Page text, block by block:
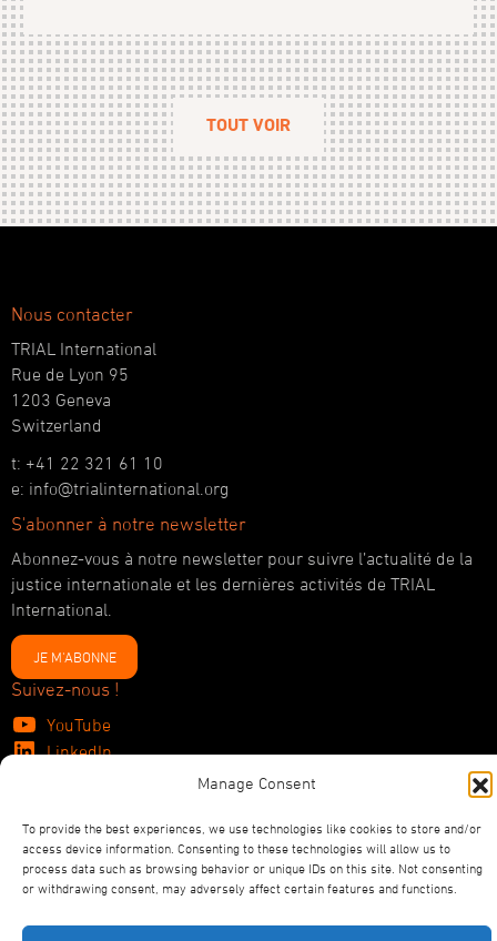
Manage Consent
To provide the best experiences, we use technologies like cookies to store and/or
access device information. Consenting to these technologies will allow us to
process data such as browsing behavior or unique IDs on this site. Not consenting
or withdrawing consent, may adversely affect certain features and functions.
TOUT VOIR
Nous contacter
TRIAL International
Rue de Lyon 95
1203 Geneva
Switzerland
t: +41 22 321 61 10
e: info@trialinternational.org
S'abonner à notre newsletter
Abonnez-vous à notre newsletter pour suivre l’actualité de la
justice internationale et les dernières activités de TRIAL
International.
JE M'ABONNE
Suivez-nous !
YouTube
LinkedIn